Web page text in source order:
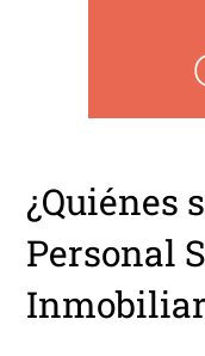
¿Quiénes
Personal